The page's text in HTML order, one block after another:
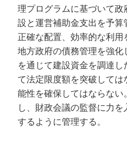
理プログラムに基づいて
設と運営補助金支出を予
正確な配置、効率的な利用
地方政府の債務管理を強
を通じて建設資金を調達
て法定限度額を突破して
能性を確保してはならない
し、財政会議の監督に力
するように管理する。